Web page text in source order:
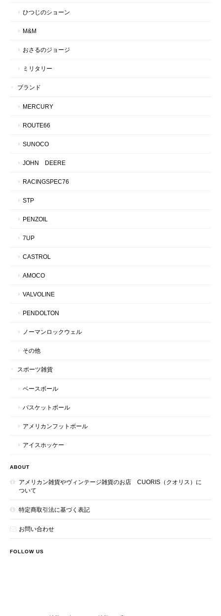
ひつじのショーン
M&M
おさるのジョージ
ミリタリー
ブランド
MERCURY
ROUTE66
SUNOCO
JOHN DEERE
RACINGSPEC76
STP
PENZOIL
7UP
CASTROL
AMOCO
VALVOLINE
PENDOLTON
ノーマンロックウェル
その他
スポーツ雑貨
ベースボール
バスケットボール
アメリカンフットボール
アイスホッケー
ABOUT
アメリカン雑貨やヴィンテージ雑貨のお店 CUORIS（クオリス）に
ついて
特定商取引法に基づく表記
お問い合わせ
FOLLOW US